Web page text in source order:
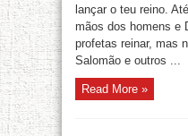
lançar o teu reino.
mãos dos homens e
profetas reinar, mas
Salomão e outros ...
Read More »